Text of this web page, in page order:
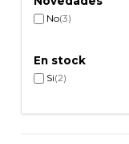
No(3)
En stock
Si(2)